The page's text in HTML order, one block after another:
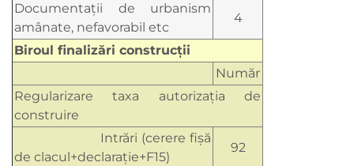
Documentaţii de urbanism
amânate, nefavorabil etc
4
Biroul finalizări construcţii
Număr
Regularizare taxa autorizaţia de
construire
Intrări (cerere fișă
de clacul+declarație+F15)
92